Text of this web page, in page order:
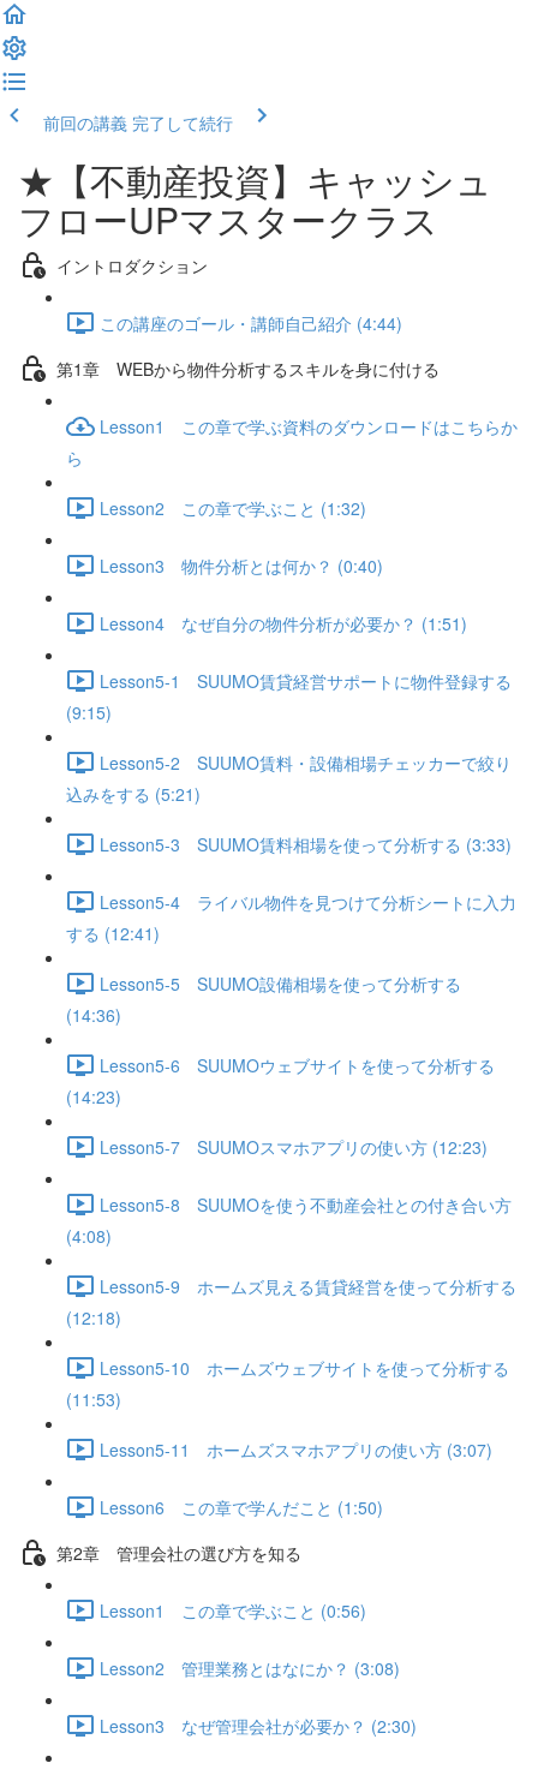
前回の講義 完了して続行
★【不動産投資】キャッシュ
フローUPマスタークラス
イントロダクション
この講座のゴール・講師自己紹介 (4:44)
第1章 WEBから物件分析するスキルを身に付ける
Lesson1 この章で学ぶ資料のダウンロードはこちらか
ら
Lesson2 この章で学ぶこと (1:32)
Lesson3 物件分析とは何か？ (0:40)
Lesson4 なぜ自分の物件分析が必要か？ (1:51)
Lesson5-1 SUUMO賃貸経営サポートに物件登録する
(9:15)
Lesson5-2 SUUMO賃料・設備相場チェッカーで絞り
込みをする (5:21)
Lesson5-3 SUUMO賃料相場を使って分析する (3:33)
Lesson5-4 ライバル物件を見つけて分析シートに入力
する (12:41)
Lesson5-5 SUUMO設備相場を使って分析する
(14:36)
Lesson5-6 SUUMOウェブサイトを使って分析する
(14:23)
Lesson5-7 SUUMOスマホアプリの使い方 (12:23)
Lesson5-8 SUUMOを使う不動産会社との付き合い方
(4:08)
Lesson5-9 ホームズ見える賃貸経営を使って分析する
(12:18)
Lesson5-10 ホームズウェブサイトを使って分析する
(11:53)
Lesson5-11 ホームズスマホアプリの使い方 (3:07)
Lesson6 この章で学んだこと (1:50)
第2章 管理会社の選び方を知る
Lesson1 この章で学ぶこと (0:56)
Lesson2 管理業務とはなにか？ (3:08)
Lesson3 なぜ管理会社が必要か？ (2:30)